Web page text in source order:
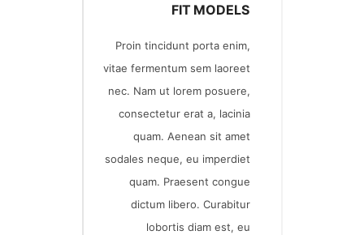
FIT MODELS
Proin tincidunt porta enim,
vitae fermentum sem laoreet
nec. Nam ut lorem posuere,
consectetur erat a, lacinia
quam. Aenean sit amet
sodales neque, eu imperdiet
quam. Praesent congue
dictum libero. Curabitur
lobortis diam est, eu